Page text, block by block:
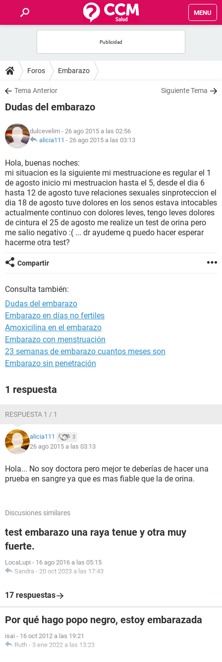
MENU
FOROS
SALUD
NUTRICIÓN
BIENESTAR
SEXUALIDAD
GLOSARIO
Foros Embarazo
Tema Anterior Siguiente Tema
Dudas del embarazo
dulcevelim - 26 ago 2015 a las 02:56
alicia111 - 26 ago 2015 a las 03:13
Hola, buenas noches:
mi situacion es la siguiente mi mestruacione es regular el 1
de agosto inicio mi mestruacion hasta el 5, desde el dia 6
hasta 12 de agosto tuve relaciones sexuales sinproteccion el
dia 18 de agosto tuve dolores en los senos estava intocables
actualmente continuo con dolores leves, tengo leves dolores
de cintura el 25 de agosto me realize un test de orina pero
me salio negativo :( ... dr ayudeme q puedo hacer esperar
hacerme otra test?
Compartir
Consulta también:
Dudas del embarazo
Embarazo en días no fertiles
Amoxicilina en el embarazo
Embarazo con menstruación
23 semanas de embarazo cuantos meses son
Embarazo sin penetración
1 respuesta
RESPUESTA 1 / 1
alicia111 3
26 ago 2015 a las 03:13
Hola... No soy doctora pero mejor te deberías de hacer una
prueba en sangre ya que es mas fiable que la de orina.
Discusiones similares
test embarazo una raya tenue y otra muy
fuerte.
LocaLupi - 16 ago 2016 a las 05:15
Sandra - 20 oct 2023 a las 17:43
17 respuestas
Por qué hago popo negro, estoy embarazada
isai - 16 oct 2012 a las 19:21
Ruth - 3 ene 2022 a las 13:23